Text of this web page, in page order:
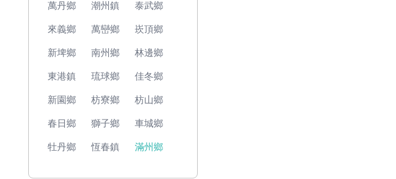
萬丹鄉 潮州鎮 泰武鄉
來義鄉 萬巒鄉 崁頂鄉
新埤鄉 南州鄉 林邊鄉
東港鎮 琉球鄉 佳冬鄉
新園鄉 枋寮鄉 枋山鄉
春日鄉 獅子鄉 車城鄉
牡丹鄉 恆春鎮 滿州鄉